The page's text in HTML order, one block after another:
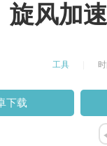
旋风加
工具
下载